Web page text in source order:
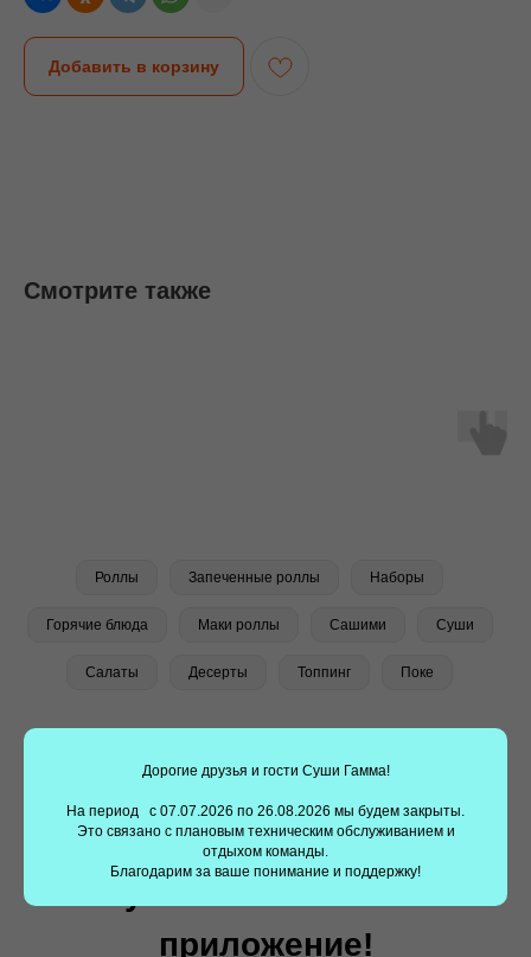
Добавить в корзину
Смотрите также
Дорогие друзья и гости Суши Гамма!
На период с 07.07.2026 по 26.08.2026 мы будем закрыты.
Это связано с плановым техническим обслуживанием и
отдыхом команды.
Благодарим за ваше понимание и поддержку!
Роллы Запеченные роллы Наборы
Горячие блюда Маки роллы Сашими Суши
Салаты Десерты Топпинг Поке
оформляйте заказ всего в несколько кликов.
подарки с нашим приложением!!